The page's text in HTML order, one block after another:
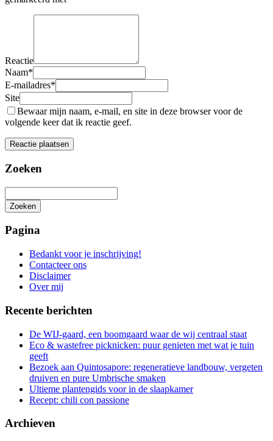
Reactie
Naam*
E-mailadres*
Site
Bewaar mijn naam, e-mail, en site in deze browser voor de
volgende keer dat ik reactie geef.
Zoeken
Zoeken
zoeken
Pagina
Bedankt voor je inschrijving!
Contacteer ons
Disclaimer
Over mij
Recente berichten
De WIJ-gaard, een boomgaard waar de wij centraal staat
Eco & wastefree picknicken: puur genieten met wat je tuin
geeft
Bezoek aan Quintosapore: regeneratieve landbouw, vergeten
druiven en pure Umbrische smaken
Ultieme plantengids voor in de slaapkamer
Recept: chili con passione
Archieven